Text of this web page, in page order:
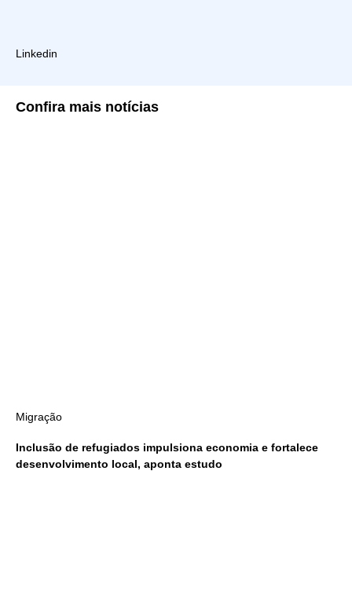
Linkedin
Confira mais notícias
Migração
Inclusão de refugiados impulsiona economia e fortalece
desenvolvimento local, aponta estudo